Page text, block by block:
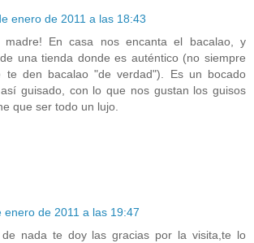
enero de 2011 a las 18:43
madre! En casa nos encanta el bacalao, y
una tienda donde es auténtico (no siempre
te den bacalao "de verdad"). Es un bocado
guisado, con lo que nos gustan los guisos
que ser todo un lujo.
enero de 2011 a las 19:47
de nada te doy las gracias por la visita,te lo